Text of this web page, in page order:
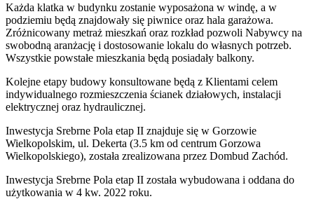
Każda klatka w budynku zostanie wyposażona w windę, a w
podziemiu będą znajdowały się piwnice oraz hala garażowa.
Zróżnicowany metraż mieszkań oraz rozkład pozwoli Nabywcy na
swobodną aranżację i dostosowanie lokalu do własnych potrzeb.
Wszystkie powstałe mieszkania będą posiadały balkony.
Kolejne etapy budowy konsultowane będą z Klientami celem
indywidualnego rozmieszczenia ścianek działowych, instalacji
elektrycznej oraz hydraulicznej.
Inwestycja Srebrne Pola etap II znajduje się w Gorzowie
Wielkopolskim, ul. Dekerta (3.5 km od centrum Gorzowa
Wielkopolskiego), została zrealizowana przez Dombud Zachód.
Inwestycja Srebrne Pola etap II została wybudowana i oddana do
użytkowania w 4 kw. 2022 roku.